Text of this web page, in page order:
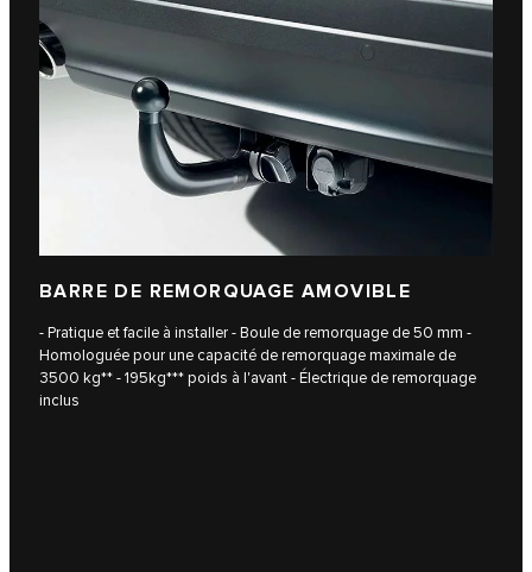
BARRE DE REMORQUAGE AMOVIBLE
- Pratique et facile à installer - Boule de remorquage de 50 mm -
Homologuée pour une capacité de remorquage maximale de
3500 kg** - 195kg*** poids à l'avant - Électrique de remorquage
inclus